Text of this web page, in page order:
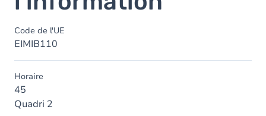
Code de l'UE
EIMIB110
Horaire
45
Quadri 2